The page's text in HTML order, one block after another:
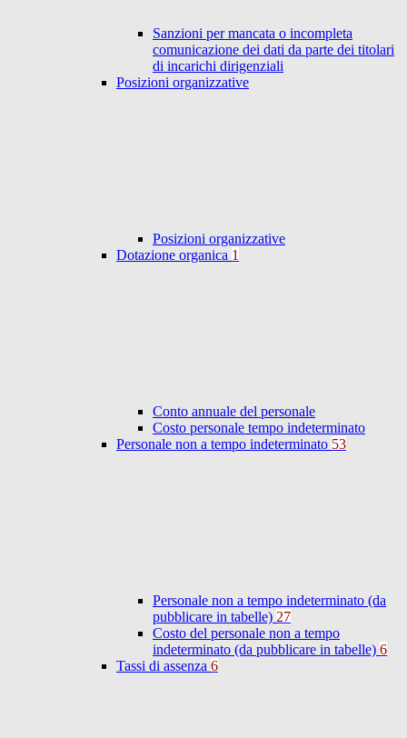
Sanzioni per mancata o incompleta
comunicazione dei dati da parte dei titolari
di incarichi dirigenziali
Posizioni organizzative
Posizioni organizzative
Dotazione organica 1
Conto annuale del personale
Costo personale tempo indeterminato
Personale non a tempo indeterminato 53
Personale non a tempo indeterminato (da
pubblicare in tabelle) 27
Costo del personale non a tempo
indeterminato (da pubblicare in tabelle) 6
Tassi di assenza 6